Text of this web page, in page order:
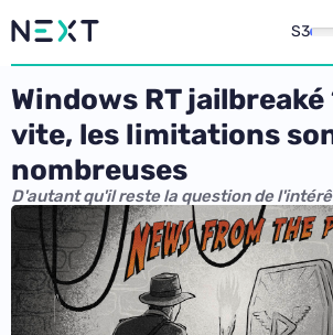
S3
Windows RT jailbreaké
vite, les limitations
nombreuses
D'autant qu'il reste la question de